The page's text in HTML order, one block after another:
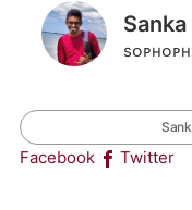
Facebook Twitter